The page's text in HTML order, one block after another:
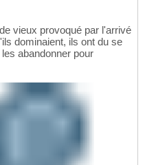
vieux provoqué par l'arrivé
dominaient, ils ont du se
abandonner pour